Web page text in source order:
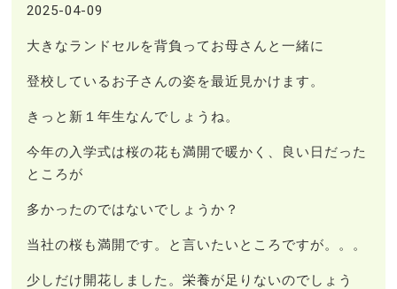
2025-04-09
大きなランドセルを背負ってお母さんと一緒に
登校しているお子さんの姿を最近見かけます。
きっと新１年生なんでしょうね。
今年の入学式は桜の花も満開で暖かく、良い日だった
ところが
多かったのではないでしょうか？
当社の桜も満開です。と言いたいところですが。。。
少しだけ開花しました。栄養が足りないのでしょう